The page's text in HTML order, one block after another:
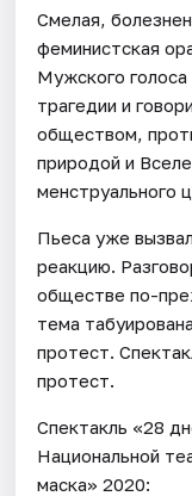
Смелая,
феминистская
Мужского голоса
трагедии и
обществом,
природой и
менструального
Пьеса уже
реакцию.
обществе по-
тема
протест.
протест.
Спектакль «28
Национальной
маска» 2020: